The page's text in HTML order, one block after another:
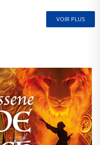
VOIR PLUS